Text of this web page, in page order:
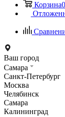
Корзина0
Ваш город
Самара
Санкт-Петербург
Москва
Челябинск
Самара
Калининград